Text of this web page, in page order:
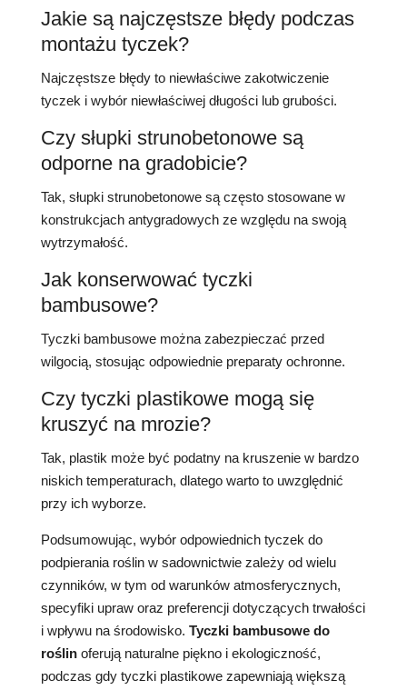
Jakie są najczęstsze błędy podczas
montażu tyczek?
Najczęstsze błędy to niewłaściwe zakotwiczenie
tyczek i wybór niewłaściwej długości lub grubości.
Czy słupki strunobetonowe są
odporne na gradobicie?
Tak, słupki strunobetonowe są często stosowane w
konstrukcjach antygradowych ze względu na swoją
wytrzymałość.
Jak konserwować tyczki
bambusowe?
Tyczki bambusowe można zabezpieczać przed
wilgocią, stosując odpowiednie preparaty ochronne.
Czy tyczki plastikowe mogą się
kruszyć na mrozie?
Tak, plastik może być podatny na kruszenie w bardzo
niskich temperaturach, dlatego warto to uwzględnić
przy ich wyborze.
Podsumowując, wybór odpowiednich tyczek do
podpierania roślin w sadownictwie zależy od wielu
czynników, w tym od warunków atmosferycznych,
specyfiki upraw oraz preferencji dotyczących trwałości
i wpływu na środowisko. Tyczki bambusowe do
roślinoferują naturalne piękno i ekologiczność,
podczas gdy tyczki plastikowe zapewniają większą